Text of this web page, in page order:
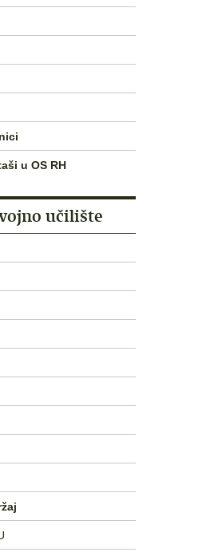
u OS RH
učilište